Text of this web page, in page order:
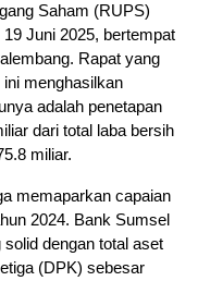
Saham (RUPS)
Juni 2025, bertempat
Rapat yang
menghasilkan
adalah penetapan
dari total laba bersih
miliar.
memaparkan capaian
2024. Bank Sumsel
dengan total aset
(DPK) sebesar